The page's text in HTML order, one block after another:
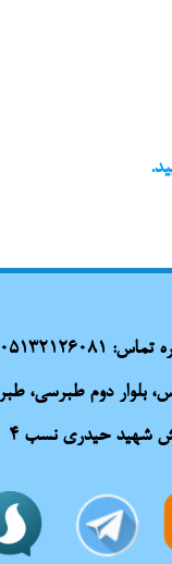
تماس: 05132126081
شهید حیدری نسب 4